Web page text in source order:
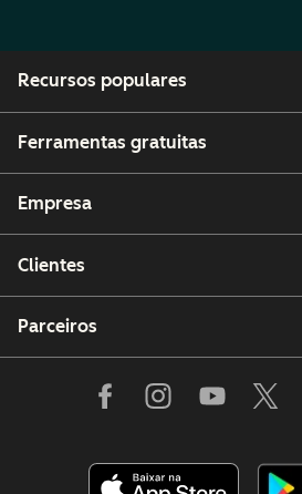
Recursos populares
Ferramentas gratuitas
Empresa
Clientes
Parceiros